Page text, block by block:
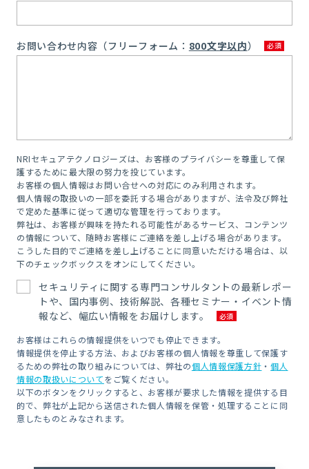
お問い合わせ内容（フリーフォーム： 800文字以内）
NRIセキュアテクノロジーズは、お客様のプライバシーを尊重して保
護するために最大限の努力を投じています。
お客様の個人情報はお問い合せへの対応にのみ利用されます。
個人情報の取扱いの一部を委託する場合がありますが、法令及び弊社
で定めた基準に従って適切な管理を行っております。
弊社は、お客様が興味を持たれる可能性があるサービス、コンテンツ
の情報について、随時お客様にご連絡を差し上げる場合があります。
こうした目的でご連絡を差し上げることに同意いただける場合は、以
下のチェックボックスをオンにしてください。
セキュリティに関する専門コンサルタントの最新レポー
トや、国内事例、技術解説、各種セミナー・イベント情
報など、幅広い情報をお届けします。
お客様はこれらの情報提供をいつでも停止できます。
情報提供を停止する方法、およびお客様の個人情報を尊重して保護す
るための弊社の取り組みについては、弊社の個人情報保護方針 ・個人
情報の取扱いについてをご覧ください。
以下のボタンをクリックすると、お客様が要求した情報を提供する目
的で、弊社が上記から送信された個人情報を保管・処理することに同
意したものとみなされます。